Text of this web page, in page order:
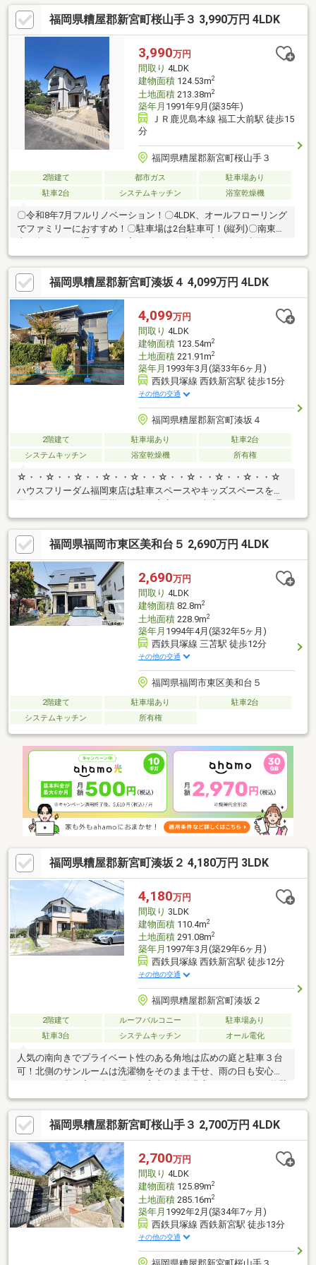
是非ご来店ください！家づくりの説明や注文住宅、リフォームに
関しても予算を含めてわかりやすくご説明させていただきます。
SUUMOからのご予約後、来店時に簡単なアンケート記入で、
Amazonギフト5000円分贈呈♪また来店されたお客様全員にお菓子
詰め放題プレゼント♪☆・・☆・・☆・・☆・・☆・・☆・・
☆・・☆・・☆・・☆
福岡県糟屋郡新宮町桜山手３ 3,990万円 4LDK
3,990万円
間取り 4LDK
建物面積124.53m2
土地面積213.38m2
築年月 1991年9月(築35年)
ＪＲ鹿児島本線 福工大前駅 徒歩15
分
福岡県糟屋郡新宮町桜山手３
2階建て 都市ガス
駐車場あり
駐車2台
システムキッチン 浴室乾燥機
〇令和8年7月フルリノベーション！〇4LDK、オールフローリング
でファミリーにおすすめ！〇駐車場は2台駐車可！(縦列)〇南東、
は窓があり換気も可能！〇独立したキッチンですが、スペースは
しっかりと確保！〇庭でバーベキューやプールを楽しめます!
福岡県糟屋郡新宮町湊坂４ 4,099万円 4LDK
4,099万円
間取り 4LDK
建物面積123.54m2
土地面積221.91m2
築年月 1993年3月(築33年6ヶ月)
西鉄貝塚線 西鉄新宮駅 徒歩15分
その他の交通
福岡県糟屋郡新宮町湊坂４
2階建て 駐車場あり
駐車2台
システムキッチン
浴室乾燥機 所有権
☆・・☆・・☆・・☆・・☆・・☆・・☆・・☆・・☆・・☆
ハウスフリーダム福岡東店は駐車スペースやキッズスペースを完
土日祝はおうち探しフェア開催中！要望等が固まっていない方も
是非ご来店ください！家づくりの説明や注文住宅、リフォームに
関しても予算を含めてわかりやすくご説明させていただきます。
SUUMOからのご予約後、来店時に簡単なアンケート記入で、
Amazonギフト5000円分贈呈♪また来店されたお客様全員にお菓子
詰め放題プレゼント♪☆・・☆・・☆・・☆・・☆・・☆・・
☆・・☆・・☆・・☆
福岡県福岡市東区美和台５ 2,690万円 4LDK
2,690万円
間取り 4LDK
建物面積82.8m2
土地面積228.9m2
築年月 1994年4月(築32年5ヶ月)
西鉄貝塚線 三苫駅 徒歩12分
その他の交通
福岡県福岡市東区美和台５
2階建て 駐車場あり
駐車2台
システムキッチン
所有権
福岡県糟屋郡新宮町湊坂２ 4,180万円 3LDK
4,180万円
間取り 3LDK
建物面積110.4m2
土地面積291.08m2
築年月 1997年3月(築29年6ヶ月)
西鉄貝塚線 西鉄新宮駅 徒歩12分
その他の交通
福岡県糟屋郡新宮町湊坂２
2階建て ルーフバルコニー
駐車場あり
駐車3台
システムキッチン オール電化
人気の南向きでプライベート性のある角地は広めの庭と駐車３台
可！北側のサンルームは洗濯物をそのまま干せ、雨の日も安心で
塗装と室内綺麗にリフォーム済みです。間取変更で４LDKにも。
福岡県糟屋郡新宮町桜山手３ 2,700万円 4LDK
2,700万円
間取り 4LDK
建物面積125.89m2
土地面積285.16m2
築年月 1992年2月(築34年7ヶ月)
西鉄貝塚線 西鉄新宮駅 徒歩13分
その他の交通